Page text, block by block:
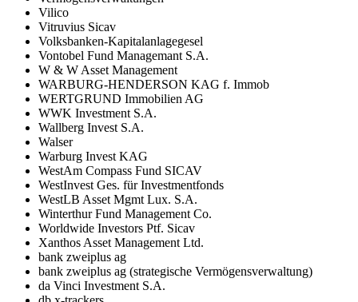
Vilico
Vitruvius Sicav
Volksbanken-Kapitalanlagegesel
Vontobel Fund Managemant S.A.
W & W Asset Management
WARBURG-HENDERSON KAG f. Immob
WERTGRUND Immobilien AG
WWK Investment S.A.
Wallberg Invest S.A.
Walser
Warburg Invest KAG
WestAm Compass Fund SICAV
WestInvest Ges. für Investmentfonds
WestLB Asset Mgmt Lux. S.A.
Winterthur Fund Management Co.
Worldwide Investors Ptf. Sicav
Xanthos Asset Management Ltd.
bank zweiplus ag
bank zweiplus ag (strategische Vermögensverwaltung)
da Vinci Investment S.A.